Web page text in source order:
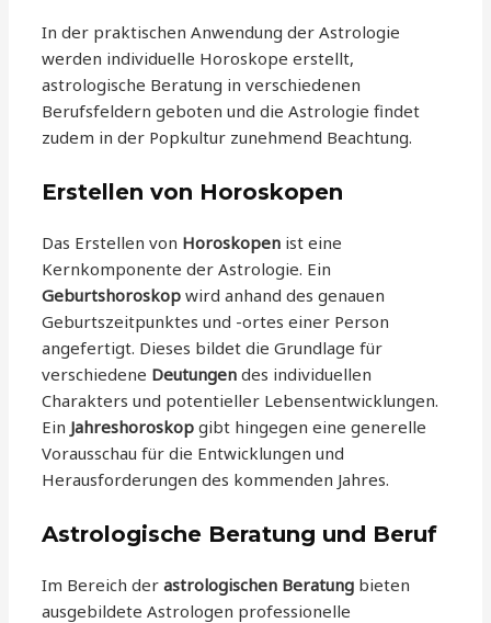
In der praktischen Anwendung der Astrologie
werden individuelle Horoskope erstellt,
astrologische Beratung in verschiedenen
Berufsfeldern geboten und die Astrologie findet
zudem in der Popkultur zunehmend Beachtung.
Erstellen von Horoskopen
Das Erstellen von Horoskopen ist eine
Kernkomponente der Astrologie. Ein
Geburtshoroskop wird anhand des genauen
Geburtszeitpunktes und -ortes einer Person
angefertigt. Dieses bildet die Grundlage für
verschiedene Deutungen des individuellen
Charakters und potentieller Lebensentwicklungen.
Ein Jahreshoroskop gibt hingegen eine generelle
Vorausschau für die Entwicklungen und
Herausforderungen des kommenden Jahres.
Astrologische Beratung und Beruf
Im Bereich derastrologischen Beratung bieten
ausgebildete Astrologen professionelle